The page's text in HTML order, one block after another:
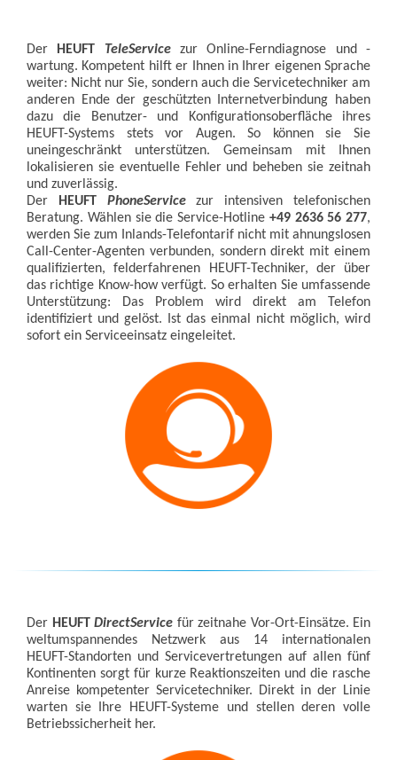
Der HEUFT TeleServicezur Online-Ferndiagnose und -
wartung. Kompetent hilft er Ihnen in Ihrer eigenen Sprache
weiter: Nicht nur Sie, sondern auch die Servicetechniker am
anderen Ende der geschützten Internetverbindung haben
dazu die Benutzer- und Konfigurationsoberfläche ihres
HEUFT-Systems stets vor Augen. So können sie Sie
uneingeschränkt unterstützen. Gemeinsam mit Ihnen
lokalisieren sie eventuelle Fehler und beheben sie zeitnah
und zuverlässig.
Der
HEUFT PhoneService
zur intensiven telefonischen
Beratung. Wählen sie die Service-Hotline +49 2636 56 277,
werden Sie zum Inlands-Telefontarif nicht mit ahnungslosen
Call-Center-Agenten verbunden, sondern direkt mit einem
qualifizierten, felderfahrenen HEUFT-Techniker, der über
das richtige Know-how verfügt. So erhalten Sie umfassende
Unterstützung: Das Problem wird direkt am Telefon
identifiziert und gelöst. Ist das einmal nicht möglich, wird
sofort ein Serviceeinsatz eingeleitet.
Der HEUFT DirectService für zeitnahe Vor-Ort-Einsätze. Ein
weltumspannendes Netzwerk aus 14 internationalen
HEUFT-Standorten und Servicevertretungen auf allen fünf
Kontinenten sorgt für kurze Reaktionszeiten und die rasche
Anreise kompetenter Servicetechniker. Direkt in der Linie
warten sie Ihre HEUFT-Systeme und stellen deren volle
Betriebssicherheit her.